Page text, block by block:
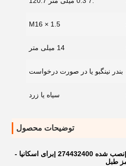
M16 × 1.5
14 میلی متر
بندر نینگبو یا در صورت درخواست
سیاه یا زرد
توضیحات محصول
اتاق ترمز بهار نوع 2430 DP |نصب شده 274432400 |برای اسکانیا -